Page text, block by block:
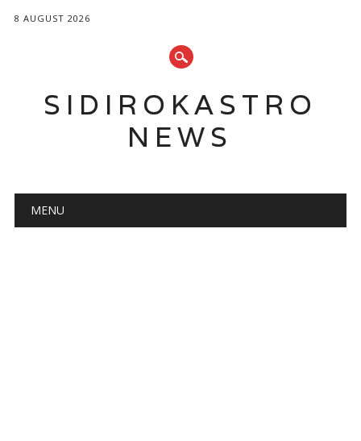
8 AUGUST 2026
SIDIROKASTRO
NEWS
Main menu
MENU